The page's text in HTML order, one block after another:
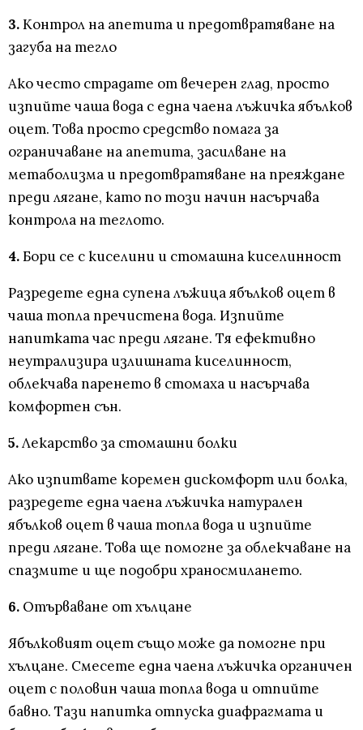
3.Контрол на апетита и предотвратяване на
загуба на тегло
Ако често страдате от вечерен глад, просто
изпийте чаша вода с една чаена лъжичка ябълков
оцет. Това просто средство помага за
ограничаване на апетита, засилване на
метаболизма и предотвратяване на преяждане
преди лягане, като по този начин насърчава
контрола на теглото.
4.Бори се с киселини и стомашна киселинност
Разредете една супена лъжица ябълков оцет в
чаша топла пречистена вода. Изпийте
напитката час преди лягане. Тя ефективно
неутрализира излишната киселинност,
облекчава паренето в стомаха и насърчава
комфортен сън.
5.Лекарство за стомашни болки
Ако изпитвате коремен дискомфорт или болка,
разредете една чаена лъжичка натурален
ябълков оцет в чаша топла вода и изпийте
преди лягане. Това ще помогне за облекчаване на
спазмите и ще подобри храносмилането.
6. Отърваване от хълцане
Ябълковият оцет също може да помогне при
хълцане. Смесете една чаена лъжичка органичен
оцет с половин чаша топла вода и отпийте
бавно. Тази напитка отпуска диафрагмата и